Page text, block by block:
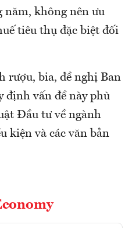
năm, không nên ưu
tiêu thụ đặc biệt đối
rượu, bia, đề nghị Ban
định vấn đề này phù
Đầu tư về ngành
kiện và các văn bản